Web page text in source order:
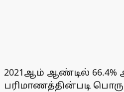
2021ஆம் ஆண்டில்
பரிமாணத்தின்படி